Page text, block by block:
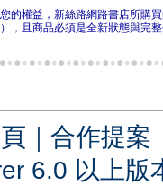
的權益，新絲路網路書店所購
，且商品必須是全新狀態與完
｜ 合作提案
6.0 以上